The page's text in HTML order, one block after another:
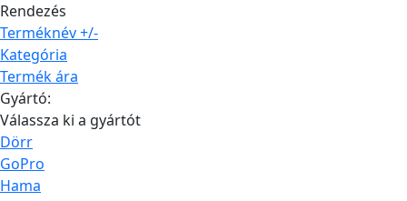
Rendezés
Terméknév +/-
Kategória
Termék ára
Gyártó:
Válassza ki a gyártót
Dörr
GoPro
Hama